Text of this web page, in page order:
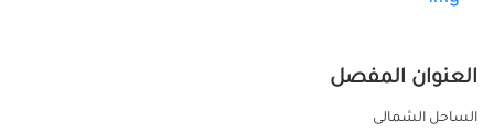
العنوان المفصل
الساحل الشمالى